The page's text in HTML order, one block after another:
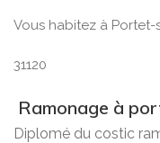
Vous habitez à Portet-
31120
Ramonage à
Diplomé du costic